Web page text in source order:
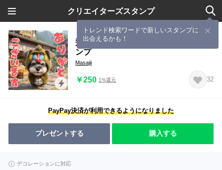
クリエイターズスタンプ
トレンド検索ワードで新しいスタンプに
出会えるかも！
飛び出すシュナウザーの着ぐるみスタ
ンプ
Masajii
￥250 1%還元 32
PayPay決済が利用できるようになりました
プレゼントする 購入する
デコレーションに対応